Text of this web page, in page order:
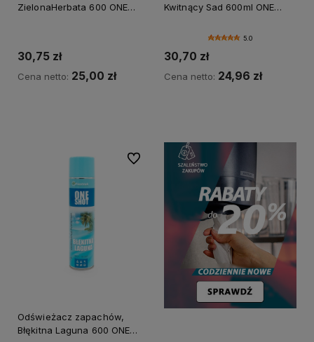
ZielonaHerbata 600 ONE
30,75 zł
Cena netto: 25,00 zł
Kwitnący Sad 600ml ONE
5.0
30,70 zł
Cena netto: 24,96 zł
Odświeżacz zapachów,
Błękitna Laguna 600 ONE
Do ulubionych